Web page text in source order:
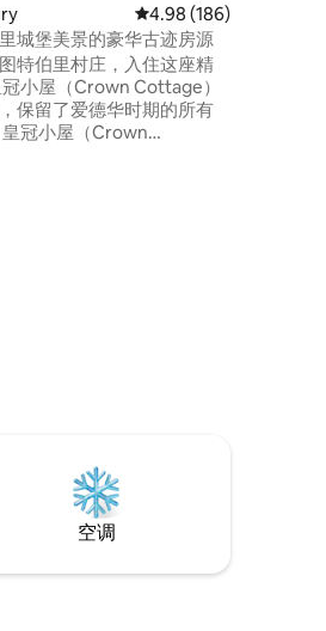
，共 200 条评价平均评分 4.98 分（满
4.98 (186)
城堡美景的豪华古迹房源
特伯里村庄，入住这座精
保留了爱德华时期的所有
冠小屋（Crown
空调